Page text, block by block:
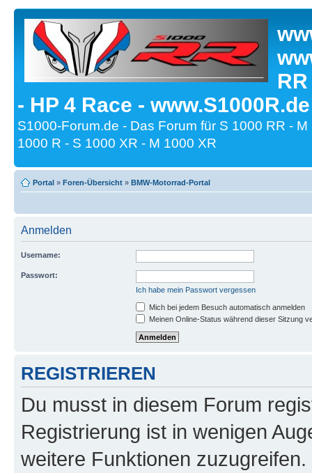
- HP 4 Race -
S1000-Forum.de - Das Forum für S 1000 RR -
1000 R - S 1000 XR - M 1000 XR
Portal » Foren-Übersicht » BMW-Motorrad-Portal
Anmelden
Username:
Passwort:
Ich habe mein Passwort vergessen
Mich bei jedem Besuch automatisch anmelden
Meinen Online-Status während dieser Sitzung
REGISTRIEREN
Du musst in diesem Forum
Registrierung ist in wenigen
weitere Funktionen